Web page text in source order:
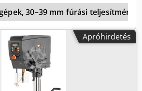
30–39 mm fúrási teljesítmény
Apróhirdetés